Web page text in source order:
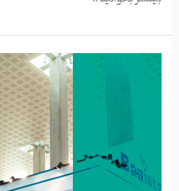
«بازیستان»
در
تویکس